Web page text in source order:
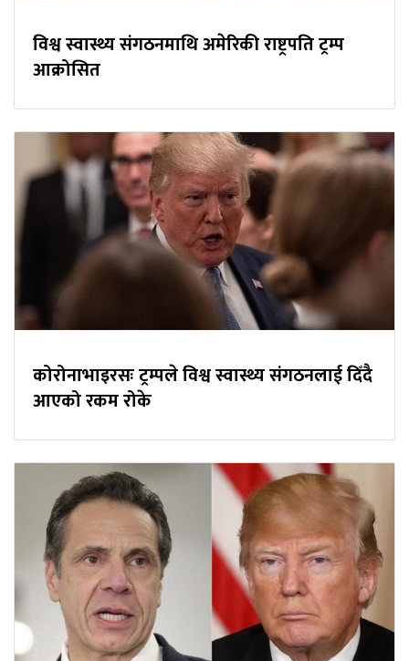
विश्व स्वास्थ्य संगठनमाथि अमेरिकी राष्ट्रपति ट्रम्प
आक्रोसित
कोरोनाभाइरसः ट्रम्पले विश्व स्वास्थ्य संगठनलाई दिँदै
आएको रकम रोके